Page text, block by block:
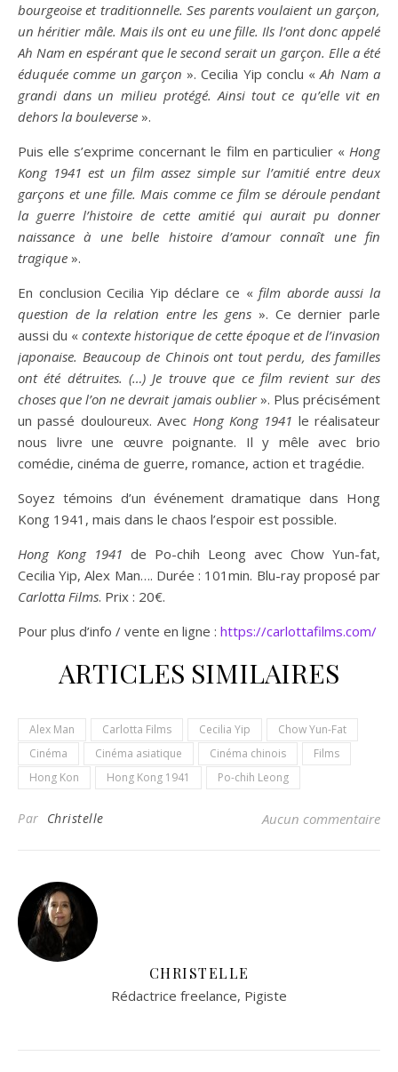
bourgeoise et traditionnelle. Ses parents voulaient un garçon,
un héritier mâle. Mais ils ont eu une fille. Ils l’ont donc appelé
Ah Nam en espérant que le second serait un garçon. Elle a été
éduquée comme un garçon ». Cecilia Yip conclu «Ah Nam a
grandi dans un milieu protégé. Ainsi tout ce qu’elle vit en
dehors la bouleverse ».
Puis elle s’exprime concernant le film en particulier « Hong
Kong 1941 est un film assez simple sur l’amitié entre deux
garçons et une fille. Mais comme ce film se déroule pendant
la guerre l’histoire de cette amitié qui aurait pu donner
naissance à une belle histoire d’amour connaît une fin
tragique ».
En conclusion Cecilia Yip déclare ce «film aborde aussi la
question de la relation entre les gens ». Ce dernier parle
aussi du « contexte historique de cette époque et de l’invasion
japonaise. Beaucoup de Chinois ont tout perdu, des familles
ont été détruites. (…) Je trouve que ce film revient sur des
choses que l’on ne devrait jamais oublier». Plus précisément
un passé douloureux. Avec Hong Kong 1941 le réalisateur
nous livre une œuvre poignante. Il y mêle avec brio
comédie, cinéma de guerre, romance, action et tragédie.
Soyez témoins d’un événement dramatique dans Hong
Kong 1941, mais dans le chaos l’espoir est possible.
Hong Kong 1941 de Po-chih Leong avec Chow Yun-fat,
Cecilia Yip, Alex Man…. Durée : 101min. Blu-ray proposé par
Carlotta Films. Prix : 20€.
Pour plus d’info / vente en ligne : https://carlottafilms.com/
ARTICLES SIMILAIRES
Alex Man Carlotta Films Cecilia Yip
Chow Yun-Fat
Cinéma
Cinéma asiatique Cinéma chinois
Films
Hong Kon
Hong Kong 1941 Po-chih Leong
Par Christelle Aucun commentaire
CHRISTELLE
Rédactrice freelance, Pigiste